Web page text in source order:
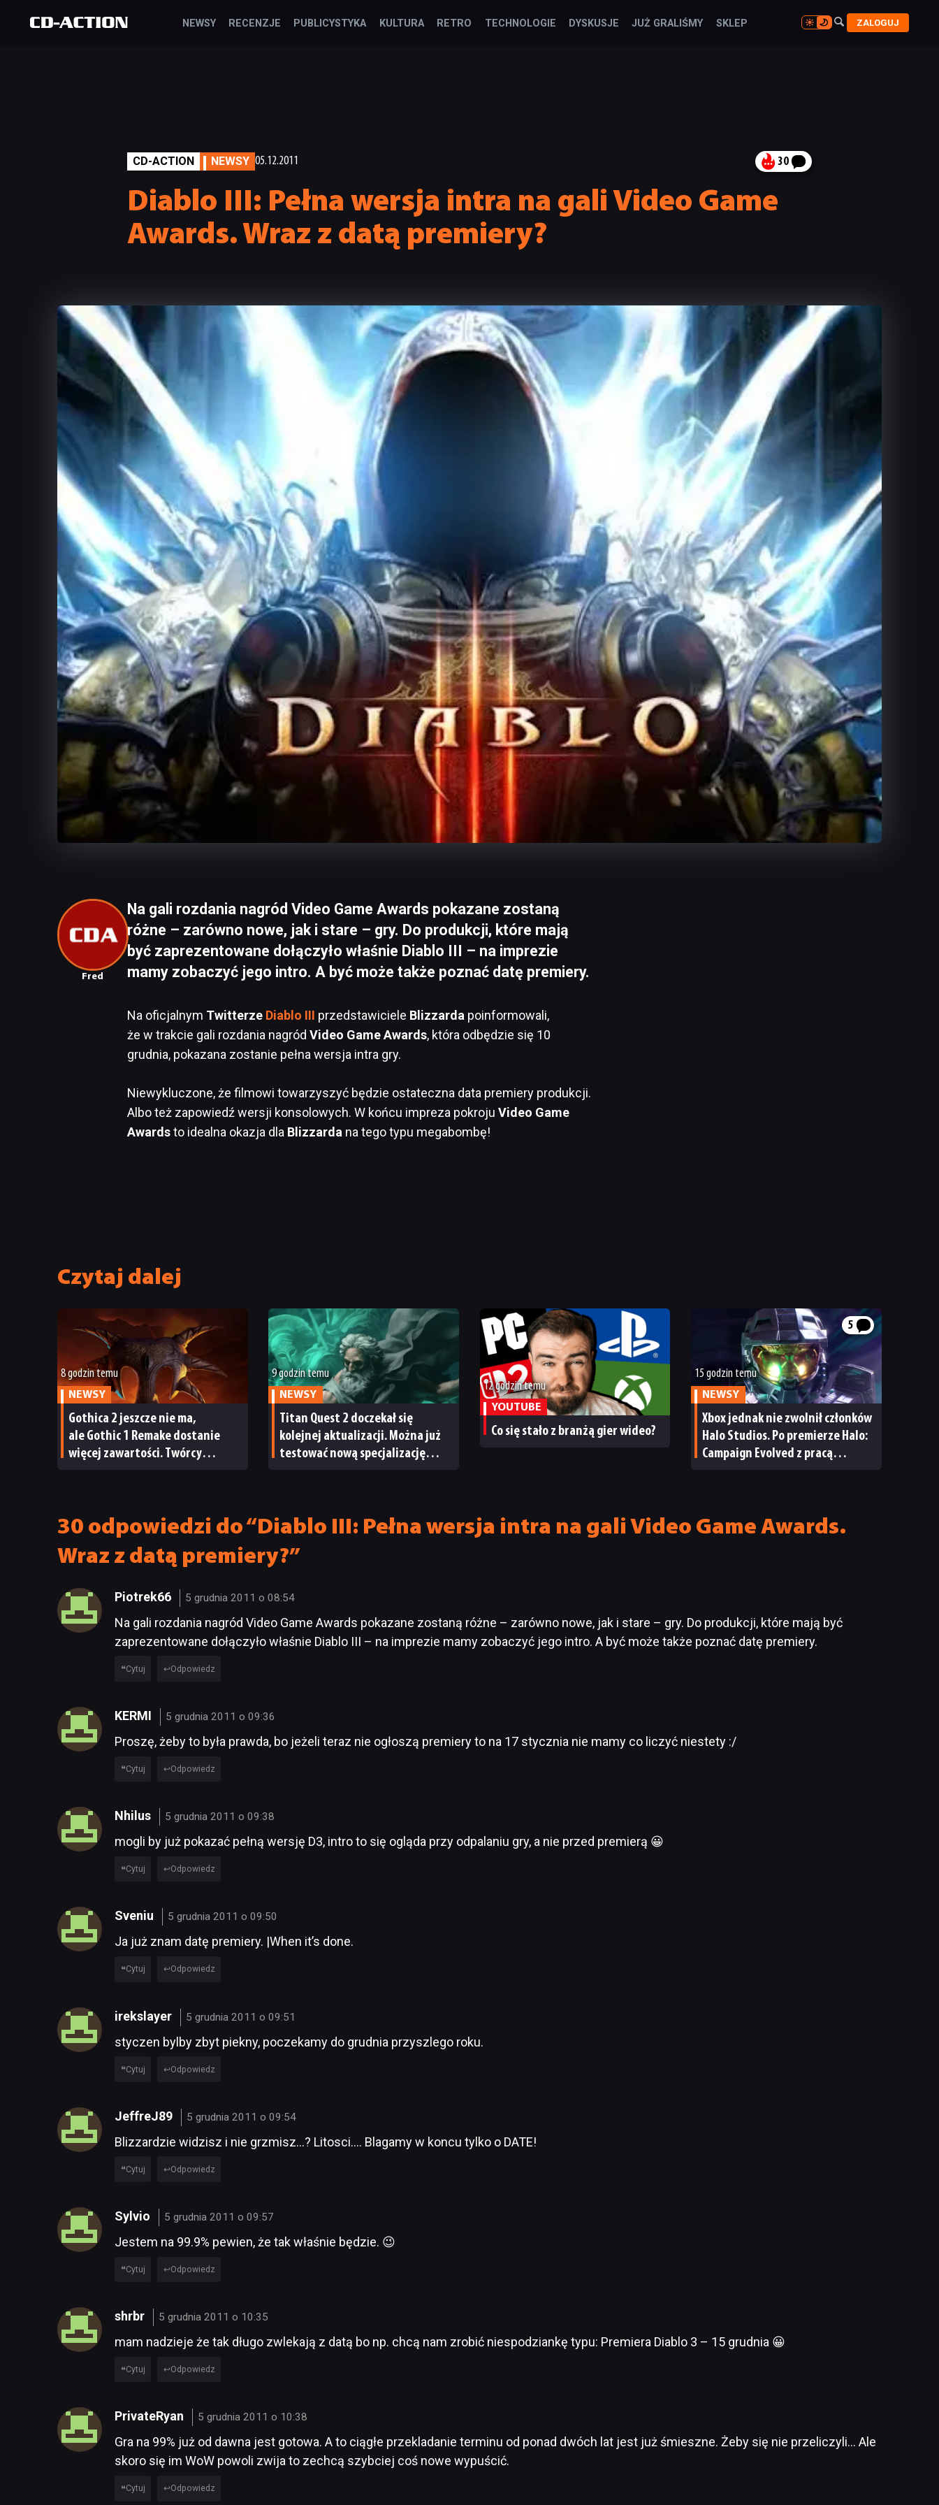
NEWSY RECENZJE PUBLICYSTYKA KULTURA RETRO TECHNOLOGIE DYSKUSJE JUŻ GRALIŚMY SKLEP 
 ZALOGUJ
CD-ACTION NEWSY 05.12.2011 30
Diablo III: Pełna wersja intra na gali Video Game
Awards. Wraz z datą premiery?
Fred
Na gali rozdania nagród Video Game Awards pokazane zostaną
różne – zarówno nowe, jak i stare – gry. Do produkcji, które mają
być zaprezentowane dołączyło właśnie Diablo III – na imprezie
mamy zobaczyć jego intro. A być może także poznać datę premiery.
Na oficjalnym Twitterze Diablo III przedstawiciele Blizzarda poinformowali,
że w trakcie gali rozdania nagród Video Game Awards, która odbędzie się 10
grudnia, pokazana zostanie pełna wersja intra gry.
Niewykluczone, że filmowi towarzyszyć będzie ostateczna data premiery produkcji.
Albo też zapowiedź wersji konsolowych. W końcu impreza pokroju Video Game
Awardsto idealna okazja dla Blizzarda na tego typu megabombę!
Czytaj dalej
8 godzin temu
NEWSY
Gothica 2 jeszcze nie ma,
ale Gothic 1 Remake dostanie
więcej zawartości. Twórcy
9 godzin temu
NEWSY
Titan Quest 2 doczekał się
kolejnej aktualizacji. Można już
testować nową specjalizację
12 godzin temu
YOUTUBE
Co się stało z branżą gier wideo?
5
15 godzin temu
NEWSY
Xbox jednak nie zwolnił członków
Halo Studios. Po premierze Halo:
Campaign Evolved z pracą
30 odpowiedzi do “Diablo III: Pełna wersja intra na gali Video Game Awards.
Wraz z datą premiery?”
Piotrek66 5 grudnia 2011 o 08:54
Na gali rozdania nagród Video Game Awards pokazane zostaną różne – zarówno nowe, jak i stare – gry. Do produkcji, które mają być
zaprezentowane dołączyło właśnie Diablo III – na imprezie mamy zobaczyć jego intro. A być może także poznać datę premiery.
Cytuj Odpowiedz
KERMI 5 grudnia 2011 o 09:36
Proszę, żeby to była prawda, bo jeżeli teraz nie ogłoszą premiery to na 17 stycznia nie mamy co liczyć niestety :/
Cytuj Odpowiedz
Nhilus 5 grudnia 2011 o 09:38
mogli by już pokazać pełną wersję D3, intro to się ogląda przy odpalaniu gry, a nie przed premierą 😀
Cytuj Odpowiedz
Sveniu 5 grudnia 2011 o 09:50
Ja już znam datę premiery. |When it’s done.
Cytuj Odpowiedz
irekslayer 5 grudnia 2011 o 09:51
styczen bylby zbyt piekny, poczekamy do grudnia przyszlego roku.
Cytuj Odpowiedz
JeffreJ89 5 grudnia 2011 o 09:54
Blizzardzie widzisz i nie grzmisz…? Litosci…. Blagamy w koncu tylko o DATE!
Cytuj Odpowiedz
Sylvio 5 grudnia 2011 o 09:57
Jestem na 99.9% pewien, że tak właśnie będzie. 😉
Cytuj Odpowiedz
shrbr 5 grudnia 2011 o 10:35
mam nadzieje że tak długo zwlekają z datą bo np. chcą nam zrobić niespodziankę typu: Premiera Diablo 3 – 15 grudnia 😀
Cytuj Odpowiedz
PrivateRyan 5 grudnia 2011 o 10:38
Gra na 99% już od dawna jest gotowa. A to ciągłe przekladanie terminu od ponad dwóch lat jest już śmieszne. Żeby się nie przeliczyli… Ale
skoro się im WoW powoli zwija to zechcą szybciej coś nowe wypuścić.
Cytuj Odpowiedz